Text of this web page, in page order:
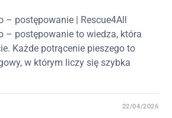
– postępowanie | Rescue4All
– postępowanie to wiedza, która
Każde potrącenie pieszego to
w którym liczy się szybka
22/04/2026